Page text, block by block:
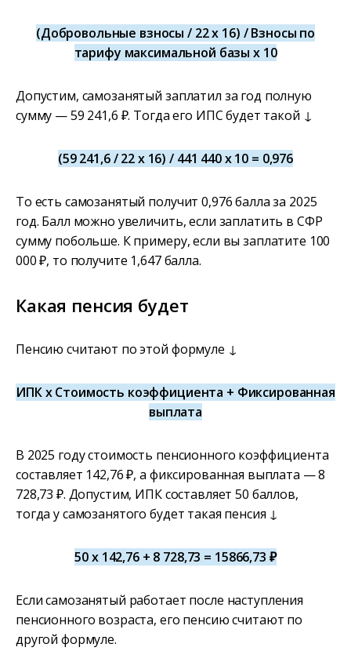
(Добровольные взносы / 22 х 16) / Взносы по
тарифу максимальной базы х 10
Допустим, самозанятый заплатил за год полную
сумму — 59 241,6 ₽. Тогда его ИПС будет такой ↓
(59 241,6 / 22 х 16) / 441 440 х 10 = 0,976
То есть самозанятый получит 0,976 балла за 2025
год. Балл можно увеличить, если заплатить в СФР
сумму побольше. К примеру, если вы заплатите 100
000 ₽, то получите 1,647 балла.
Какая пенсия будет
Пенсию считают по этой формуле ↓
ИПК х Стоимость коэффициента + Фиксированная
выплата
В 2025 году стоимость пенсионного коэффициента
составляет 142,76 ₽, а фиксированная выплата — 8
728,73 ₽. Допустим, ИПК составляет 50 баллов,
тогда у самозанятого будет такая пенсия ↓
50 х 142,76 + 8 728,73 = 15866,73 ₽
Если самозанятый работает после наступления
пенсионного возраста, его пенсию считают по
другой формуле.